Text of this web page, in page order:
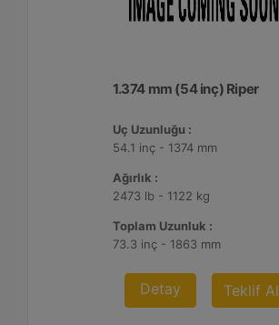
1.374 mm (54 inç) Riper
Uç Uzunluğu :
54.1 inç - 1374 mm
Ağırlık :
2473 lb - 1122 kg
Toplam Uzunluk :
73.3 inç - 1863 mm
Detay Teklif Al